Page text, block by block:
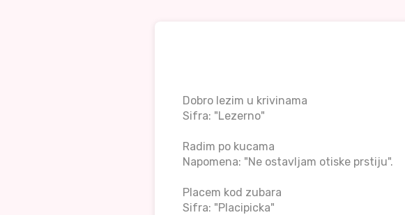
Dobro lezim u krivinama
Sifra: "Lezerno"
Radim po kucama
Napomena: "Ne ostavljam otiske prstiju".
Placem kod zubara
Sifra: "Placipicka"